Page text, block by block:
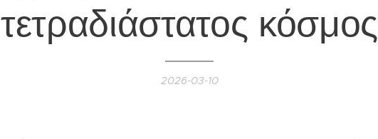
τετραδιάστατος κόσμος
2026-03-10